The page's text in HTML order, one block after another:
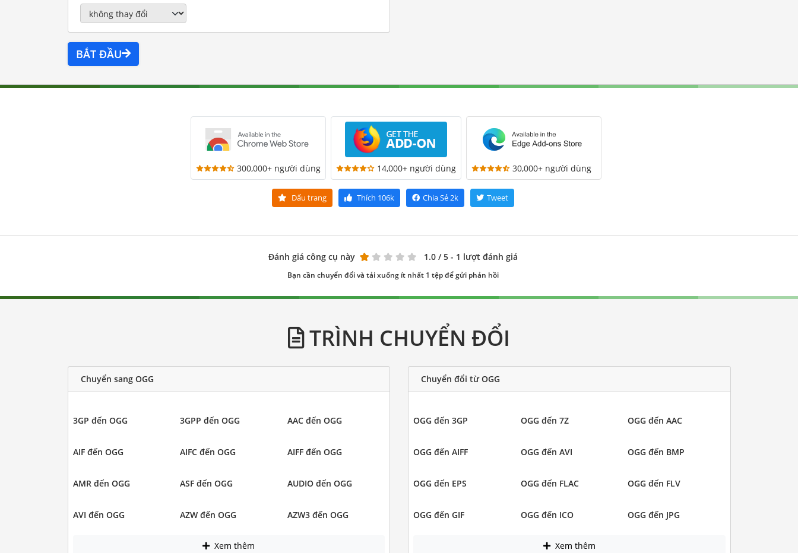
BẮT ĐẦU
300,000+ người dùng 14,000+ người dùng 30,000+ người dùng
Dấu trang Thích 106k Chia Sẻ2k Tweet
Đánh giá công cụ này 1.0 / 5 - 1 lượt đánh giá
Bạn cần chuyển đổi và tải xuống ít nhất 1 tệp để gửi phản hồi
TRÌNH CHUYỂN ĐỔI
Chuyển sang OGG
3GP đến OGG 3GPP đến OGG AAC đến OGG
AIF đến OGG AIFC đến OGG AIFF đến OGG
AMR đến OGG ASF đến OGG AUDIO đến OGG
AVI đến OGG AZW đến OGG AZW3 đến OGG
Xem thêm
Chuyển đổi từ OGG
OGG đến 3GP OGG đến 7Z OGG đến AAC
OGG đến AIFF OGG đến AVI OGG đến BMP
OGG đến EPS OGG đến FLAC OGG đến FLV
OGG đến GIF OGG đến ICO OGG đến JPG
Xem thêm